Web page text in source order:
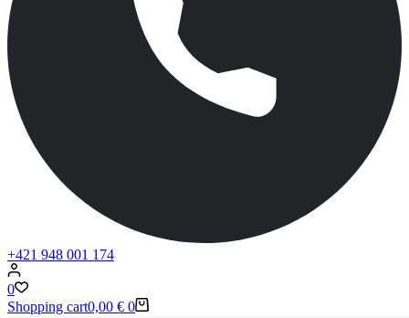
+421 948 001 174
0
Shopping cart0,00 € 0